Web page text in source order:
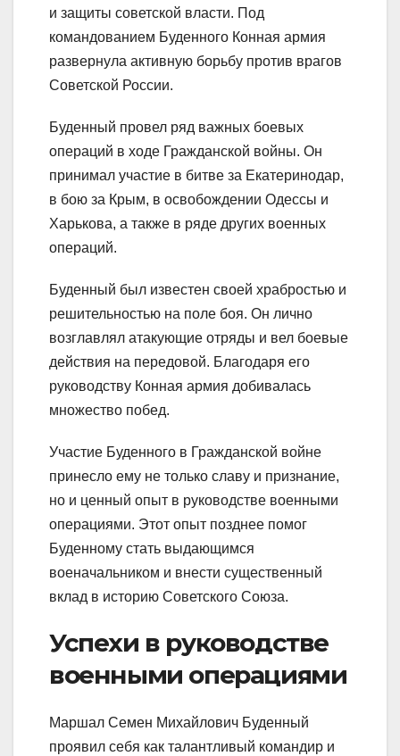
и защиты советской власти. Под
командованием Буденного Конная армия
развернула активную борьбу против врагов
Советской России.
Буденный провел ряд важных боевых
операций в ходе Гражданской войны. Он
принимал участие в битве за Екатеринодар,
в бою за Крым, в освобождении Одессы и
Харькова, а также в ряде других военных
операций.
Буденный был известен своей храбростью и
решительностью на поле боя. Он лично
возглавлял атакующие отряды и вел боевые
действия на передовой. Благодаря его
руководству Конная армия добивалась
множество побед.
Участие Буденного в Гражданской войне
принесло ему не только славу и признание,
но и ценный опыт в руководстве военными
операциями. Этот опыт позднее помог
Буденному стать выдающимся
военачальником и внести существенный
вклад в историю Советского Союза.
Успехи в руководстве
военными операциями
Маршал Семен Михайлович Буденный
проявил себя как талантливый командир и